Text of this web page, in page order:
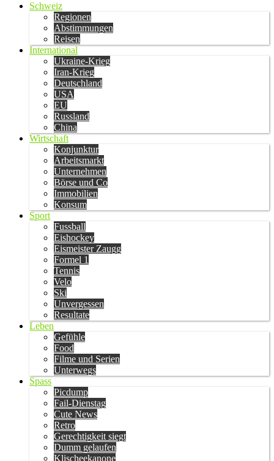
Schweiz
Regionen
Abstimmungen
Reisen
International
Ukraine-Krieg
Iran-Krieg
Deutschland
USA
EU
Russland
China
Wirtschaft
Konjunktur
Arbeitsmarkt
Unternehmen
Börse und Co
Immobilien
Konsum
Sport
Fussball
Eishockey
Eismeister Zaugg
Formel 1
Tennis
Velo
Ski
Unvergessen
Resultate
Leben
Gefühle
Food
Filme und Serien
Unterwegs
Spass
Picdump
Fail-Dienstag
Cute News
Retro
Gerechtigkeit siegt
Dumm gelaufen
Klischeekanone